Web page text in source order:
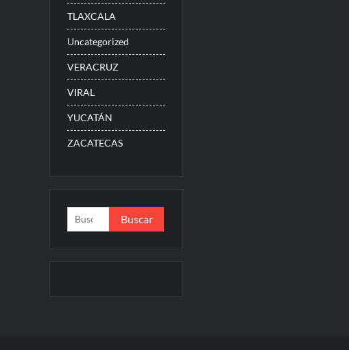
TLAXCALA
Uncategorized
VERACRUZ
VIRAL
YUCATÁN
ZACATECAS
Buscar: